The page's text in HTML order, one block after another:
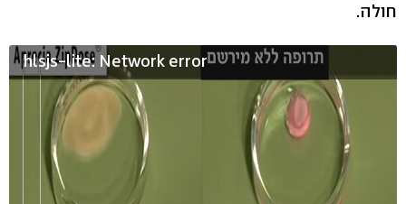
חולה.
hlsjs-lite: Network error